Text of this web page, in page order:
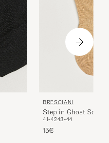
BRESCIANI
Step in Ghost Socks
41-4243-44
15€